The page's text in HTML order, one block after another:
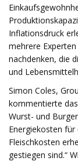
Inflationsdruck
mehrere
nachdenken, die
und
Simon Coles,
kommentierte
Wurst- und
Energiekosten
Fleischkosten
gestiegen sind.“